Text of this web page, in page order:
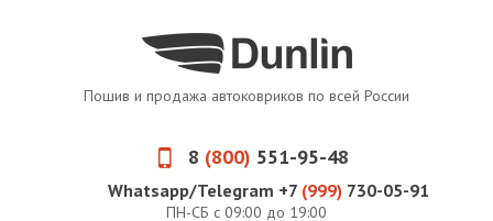
Пошив и продажа автоковриков по всей России
8 (800) 551-95-48
Whatsapp/Telegram +7 (999) 730-05-91
ПН-СБ с 09:00 до 19:00